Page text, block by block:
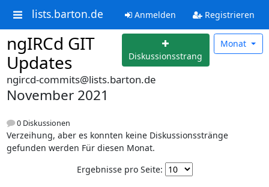
lists.barton.de Anmelden Registrieren
ngIRCd GIT
Updates
Diskussionsstrang
Monat
ngircd-commits@lists.barton.de
November 2021
0 Diskussionen
Verzeihung, aber es konnten keine Diskussionsstränge
gefunden werden Für diesen Monat.
Ergebnisse pro Seite: